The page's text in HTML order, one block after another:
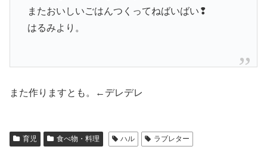
またおいしいごはんつくってねばいばい❢
はるみより。
また作りますとも。←デレデレ
育児 食べ物・料理 ハル ラブレター